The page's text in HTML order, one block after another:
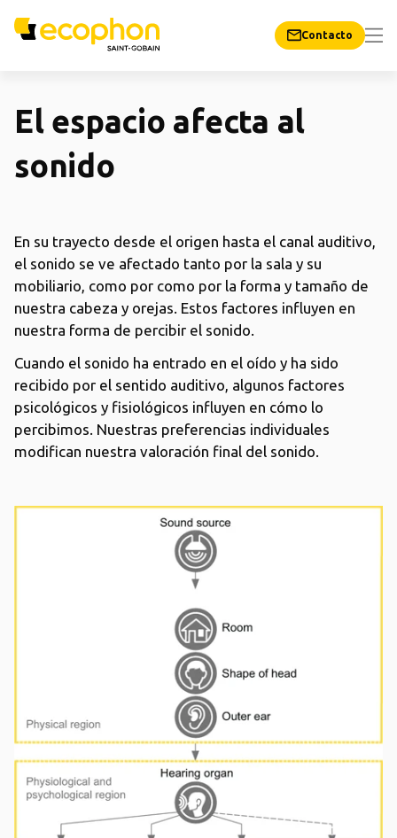
Contacto
El espacio afecta al
sonido
En su trayecto desde el origen hasta el canal auditivo,
el sonido se ve afectado tanto por la sala y su
mobiliario, como por como por la forma y tamaño de
nuestra cabeza y orejas. Estos factores influyen en
nuestra forma de percibir el sonido.
Cuando el sonido ha entrado en el oído y ha sido
recibido por el sentido auditivo, algunos factores
psicológicos y fisiológicos influyen en cómo lo
percibimos. Nuestras preferencias individuales
modifican nuestra valoración final del sonido.